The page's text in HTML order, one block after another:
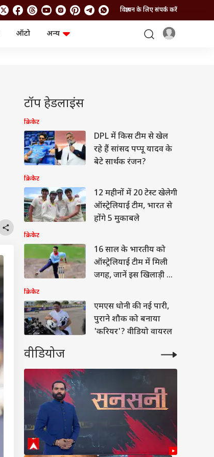
विज्ञापन के लिए संपर्क करें
ऑटो
अन्य
आईपीओ
फोटो गैलरी
वीडियो
टॉप हेडलाइंस
क्रिकेट
DPL में किस टीम से खेल
रहे हैं सांसद पप्पू यादव के
बेटे सार्थक रंजन?
क्रिकेट
12 महीनों में 20 टेस्ट खेलेगी
ऑस्ट्रेलियाई टीम, भारत से
होंगे 5 मुकाबले
क्रिकेट
16 साल के भारतीय को
ऑस्ट्रेलियाई टीम में मिली
जगह, जानें इस खिलाड़ी के
क्रिकेट
एमएस धोनी की नई पारी,
पुराने शौक को बनाया
'करियर'? वीडियो वायरल
वीडियोज